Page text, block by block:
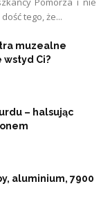
tego, że...
muzealne
wstyd Ci?
– halsując
aluminium, 7900